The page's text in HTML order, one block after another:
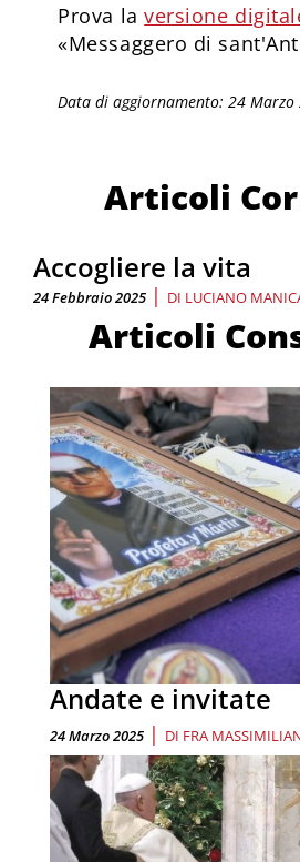
Prova laversione
«Messaggero di
Data di aggiornamento: 24 Marzo
Articoli
Accogliere la vita
24 Febbraio 2025 | DI LUCIANO
Articoli
Andate e invitate
24 Marzo 2025 | DI FRA